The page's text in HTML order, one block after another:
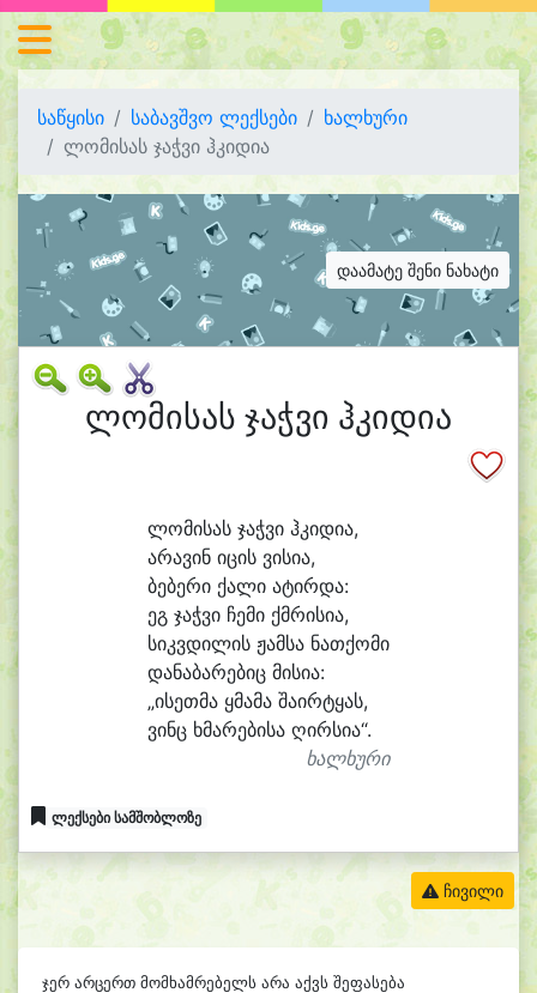
საწყისი საბავშვო ლექსები
ხალხური
ლომისას ჯაჭვი ჰკიდია
დაამატე შენი ნახატი
ლომისას ჯაჭვი ჰკიდია
ლომისას ჯაჭვი ჰკიდია,
არავინ იცის ვისია,
ბებერი ქალი ატირდა:
ეგ ჯაჭვი ჩემი ქმრისია,
სიკვდილის ჟამსა ნათქომი
დანაბარებიც მისია:
„ისეთმა ყმამა შაირტყას,
ვინც ხმარებისა ღირსია“.
ხალხური
ლექსები სამშობლოზე
ჩივილი
ჯერ არცერთ მომხამრებელს არა აქვს შეფასება